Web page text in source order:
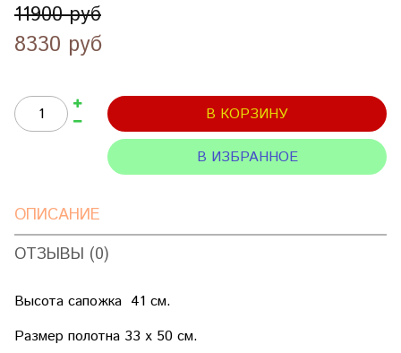
11900 руб
8330 руб
В КОРЗИНУ
В ИЗБРАННОЕ
ОПИСАНИЕ
ОТЗЫВЫ (0)
Высота сапожка 41 см.
Размер полотна 33 х 50 см.